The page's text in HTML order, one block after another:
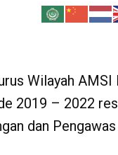
Wilayah
2019 – 2022
dan